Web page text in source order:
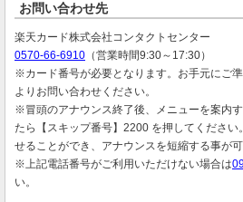
お問い合わせ先
楽天カード株式会社コンタクトセンター
0570-66-6910 （営業時間9:30～17:30）
※カード番号が必要となります。お手元にご
よりお問い合わせください。
※冒頭のアナウンス終了後、メニューを案内
たら【スキップ番号】2200 を押してください
せることができ、アナウンスを短縮する事が可
※上記電話番号がご利用いただけない場合は
い。